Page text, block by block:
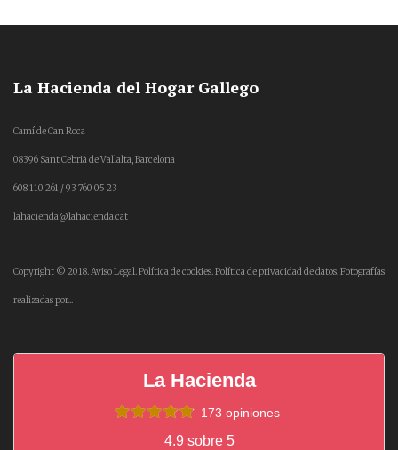
La Hacienda del Hogar Gallego
Camí de Can Roca
08396 Sant Cebrià de Vallalta, Barcelona
608 110 261 / 93 760 05 23
lahacienda@lahacienda.cat
Copyright © 2018.Aviso Legal.Política de cookies.Política de privacidad de datos.Fotografías
realizadas por...
La Hacienda
173 opiniones
4.9 sobre 5